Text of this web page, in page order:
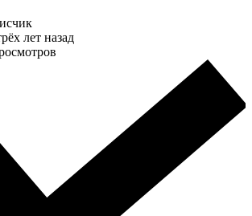
лет назад